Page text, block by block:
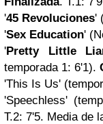
'45 Revoluciones'
'Sex Education'
'Pretty Little
temporada 1: 6'1).
'This Is Us'
'Speechless'
T.2: 7'5. Media de